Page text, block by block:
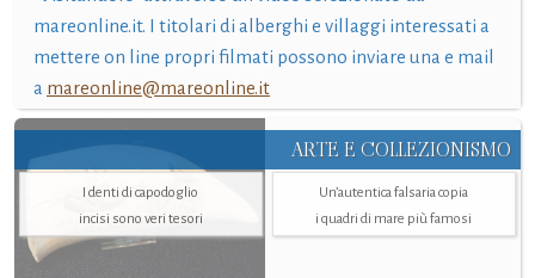
mareonline.it. I titolari di alberghi e villaggi interessati a
mettere on line propri filmati possono inviare una e mail
a mareonline@mareonline.it
ARTE E COLLEZIONISMO
I denti di capodoglio
incisi sono veri tesori
Un’autentica falsaria copia
i quadri di mare più famosi